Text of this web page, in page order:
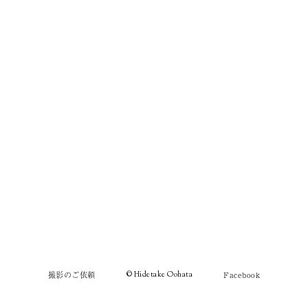
撮影のご依頼 Facebook
© Hidetake Oohata